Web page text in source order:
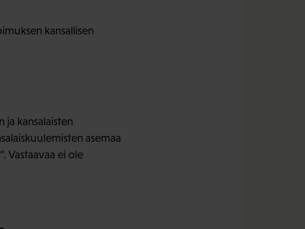
kansallisen
ja kansalaisten
asemaa
Vastaavaa ei ole